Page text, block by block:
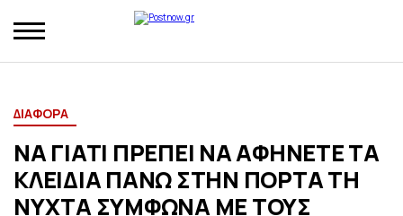
ΔΙΑΦΟΡΑ
ΝΑ ΓΙΑΤΙ ΠΡΕΠΕΙ ΝΑ ΑΦΗΝΕΤΕ ΤΑ
ΚΛΕΙΔΙΑ ΠΑΝΩ ΣΤΗΝ ΠΟΡΤΑ ΤΗ
ΝΥΧΤΑ ΣΥΜΦΩΝΑ ΜΕ ΤΟΥΣ